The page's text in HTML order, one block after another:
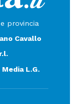
provincia
Cavallo
Media L.G.